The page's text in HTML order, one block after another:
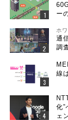
ー
ホ
通
調
線
化
ェ